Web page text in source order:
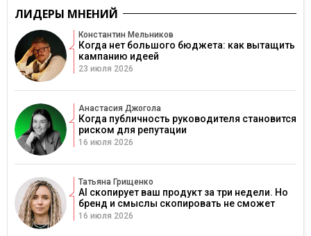
ЛИДЕРЫ МНЕНИЙ
Константин Мельников
Когда нет большого бюджета: как вытащить
кампанию идеей
23 июля 2026
Анастасия Джогола
Когда публичность руководителя становится
риском для репутации
16 июля 2026
Татьяна Грищенко
AI скопирует ваш продукт за три недели. Но
бренд и смыслы скопировать не сможет
16 июля 2026